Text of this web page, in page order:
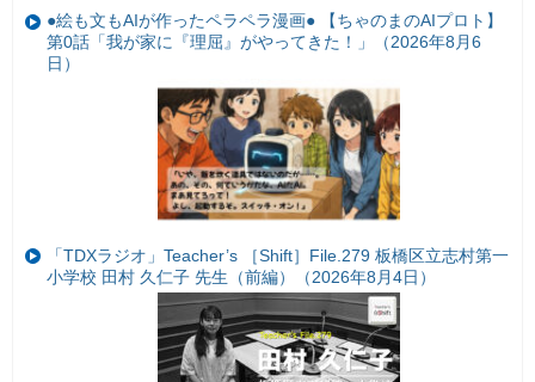
●絵も文もAIが作ったペラペラ漫画● 【ちゃのまのAIプロト】
第0話「我が家に『理屈』がやってきた！」（2026年8月6
日）
「TDXラジオ」Teacher’s ［Shift］File.279 板橋区立志村第一
小学校 田村 久仁子 先生（前編）（2026年8月4日）